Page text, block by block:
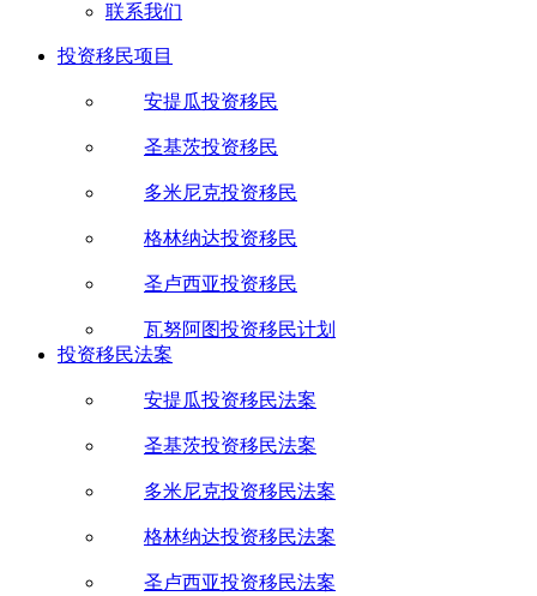
联系我们
投资移民项目
安提瓜投资移民
圣基茨投资移民
多米尼克投资移民
格林纳达投资移民
圣卢西亚投资移民
瓦努阿图投资移民计划
投资移民法案
安提瓜投资移民法案
圣基茨投资移民法案
多米尼克投资移民法案
格林纳达投资移民法案
圣卢西亚投资移民法案